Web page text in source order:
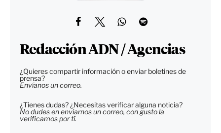
Redacción ADN / Agencias
¿Quieres compartir información o enviar boletines de
prensa?
Envíanos un correo.
¿Tienes dudas? ¿Necesitas verificar alguna noticia?
No dudes en enviarnos un correo, con gusto la
verificamos por tí.